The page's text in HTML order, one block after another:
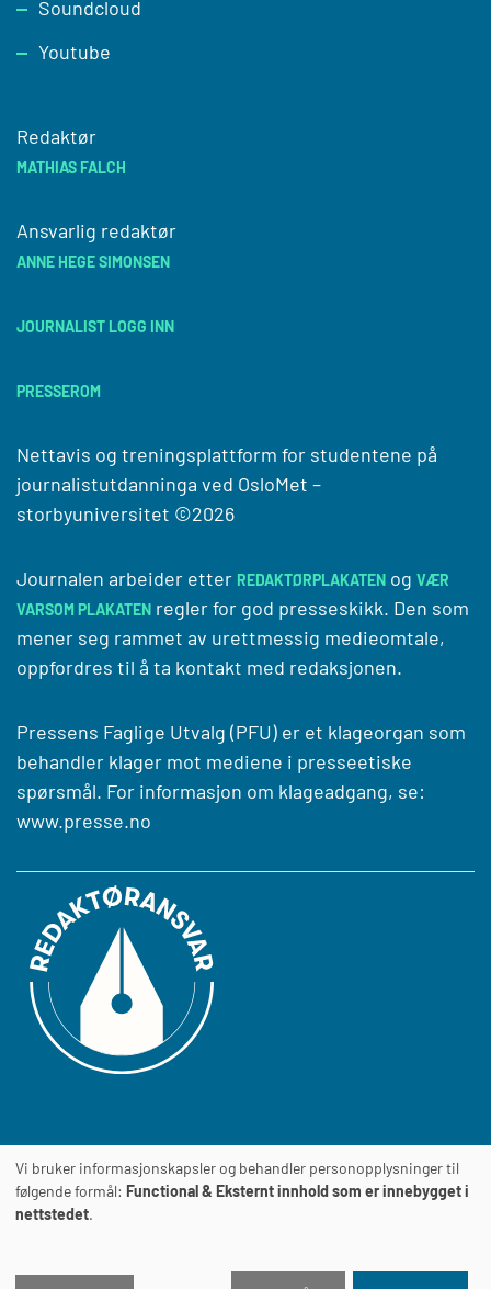
Soundcloud
Youtube
Redaktør
MATHIAS FALCH
Ansvarlig redaktør
ANNE HEGE SIMONSEN
JOURNALIST LOGG INN
PRESSEROM
Nettavis og treningsplattform for studentene på
journalistutdanninga ved OsloMet –
storbyuniversitet ©2026
Journalen arbeider etter REDAKTØRPLAKATEN og VÆR
VARSOM PLAKATEN regler for god presseskikk. Den som
mener seg rammet av urettmessig medieomtale,
oppfordres til å ta kontakt med redaksjonen.
Pressens Faglige Utvalg (PFU) er et klageorgan som
behandler klager mot mediene i presseetiske
spørsmål. For informasjon om klageadgang, se:
www.presse.no
JournalensTILGJENGELIGHETSERKLÆRING
Vi bruker informasjonskapsler og behandler personopplysninger til
følgende formål: Functional & Eksternt innhold som er innebygget i
nettstedet.